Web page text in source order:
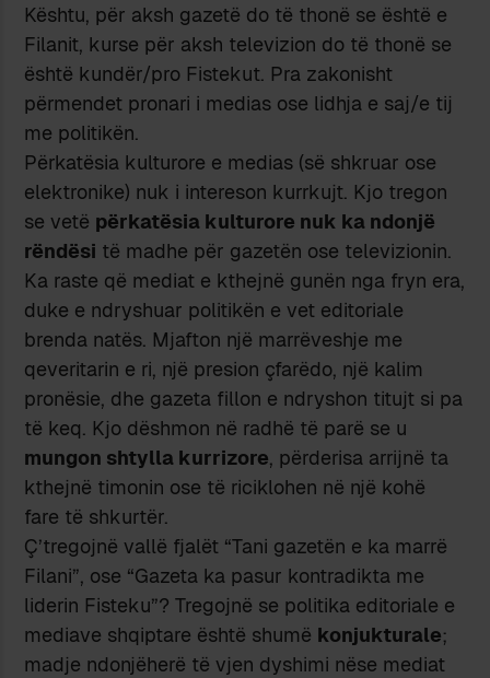
Kështu, për aksh gazetë do të thonë se është e
Filanit, kurse për aksh televizion do të thonë se
është kundër/pro Fistekut. Pra zakonisht
përmendet pronari i medias ose lidhja e saj/e tij
me politikën.
Përkatësia kulturore e medias (së shkruar ose
elektronike) nuk i intereson kurrkujt. Kjo tregon
se vetë përkatësia kulturore nuk ka ndonjë
rëndësi të madhe për gazetën ose televizionin.
Ka raste që mediat e kthejnë gunën nga fryn era,
duke e ndryshuar politikën e vet editoriale
brenda natës. Mjafton një marrëveshje me
qeveritarin e ri, një presion çfarëdo, një kalim
pronësie, dhe gazeta fillon e ndryshon titujt si pa
të keq. Kjo dëshmon në radhë të parë se u
mungon shtylla kurrizore, përderisa arrijnë ta
kthejnë timonin ose të riciklohen në një kohë
fare të shkurtër.
Ç’tregojnë vallë fjalët “Tani gazetën e ka marrë
Filani”, ose “Gazeta ka pasur kontradikta me
liderin Fisteku”? Tregojnë se politika editoriale e
mediave shqiptare është shumë konjukturale;
madje ndonjëherë të vjen dyshimi nëse mediat